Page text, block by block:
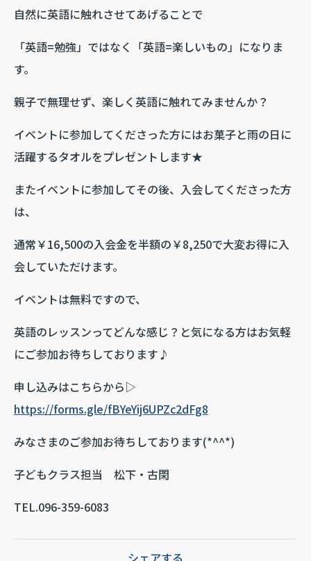
自然に英語に触れさせてあげることで
「英語=勉強」ではなく「英語=楽しいもの」になりま
す。
親子で無理せず、楽しく英語に触れてみませんか？
イベントに参加してくださった方にはお菓子と雨の日に
活躍するタオルをプレゼントします★
またイベントに参加してその後、入会してくださった方
は、
通常￥16,500の入会金を半額の￥8,250で大変お得に入
会していただけます。
イベントは無料ですので、
英語のレッスンってどんな感じ？と気になる方はお気軽
にご参加お待ちしております♪
申し込みはこちらから▷
https://forms.gle/fBYeYij6UPZc2dFg8
みなさまのご参加お待ちしております(*^^*)
子どもクラス担当 松下・古閑
TEL.096-359-6083
シェアする